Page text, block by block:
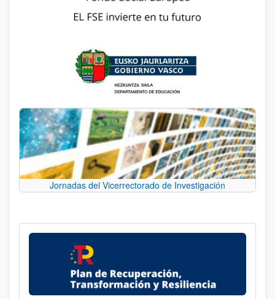
Jornadas del Vicerrectorado de Investigación